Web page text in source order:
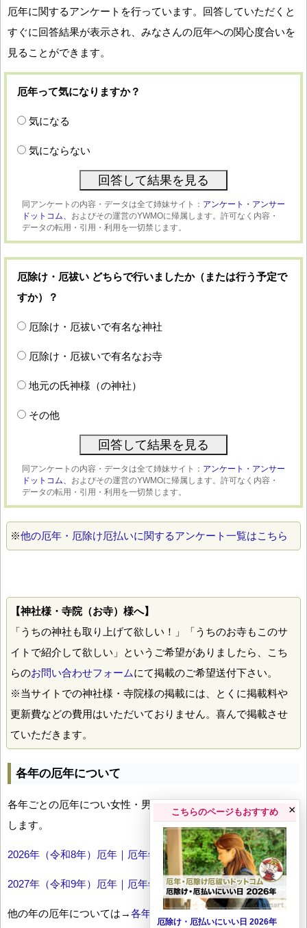
厄年に関するアンケートを行っています。回答していただくと
すぐに回答結果が表示され、みなさんの厄年への関心度合いを
見ることができます。
厄年って気になりますか？
気になる
気にならない
同アンケートの内容・データは全て姉妹サイト： アンケート・アンサー
ドットコム、 およびその運営のYWMOに帰属します。許可なく内容・
データの転用・引用・利用を一切禁じます。
厄除け・厄祓い どちらで行いましたか（または行う予定で
すか）？
厄除け・厄祓いで有名な神社
厄除け・厄祓いで有名なお寺
地元の氏神様（の神社）
その他
同アンケートの内容・データは全て姉妹サイト： アンケート・アンサー
ドットコム、 およびその運営のYWMOに帰属します。許可なく内容・
データの転用・引用・利用を一切禁じます。
※他の厄年・厄除け厄払いに関するアンケート一覧はこちら
【神社様・寺院（お寺）様へ】
「うちの神社も取り上げて欲しい！」「うちのお寺もこのサ
イトで紹介して欲しい」というご希望がありましたら、こち
らのお問い合わせフォームにて掲載のご希望送付下さい。
※当サイトでの神社様・寺院様の掲載には、とくに掲載料や
更新費などの費用はいただいておりません。喜んで掲載させ
ていただきます。
各年の厄年について
各年ごとの厄年につい女性・男性の年齢早見表とともにお伝え
します。
2026年（令和8年）厄年｜厄年年齢早見表
2027年（令和9年）厄年｜厄年年齢早見表
他の年の厄年については→各年厄年一覧
こちらのページもおすすめ
厄除け・厄払いにいい日 2026年
×